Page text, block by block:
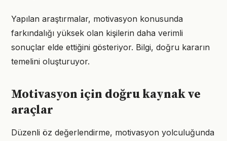
Yapılan araştırmalar, motivasyon konusunda
farkındalığı yüksek olan kişilerin daha verimli
sonuçlar elde ettiğini gösteriyor. Bilgi, doğru kararın
temelini oluşturuyor.
Motivasyon için doğru kaynak ve
araçlar
Düzenli öz değerlendirme, motivasyon yolculuğunda